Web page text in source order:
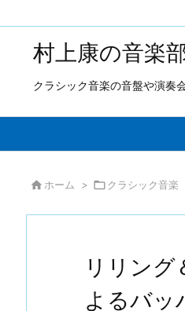
村上康の音楽
クラシック音楽の音盤や演奏
 ホーム > クラシック音楽
リリン
よるバッ